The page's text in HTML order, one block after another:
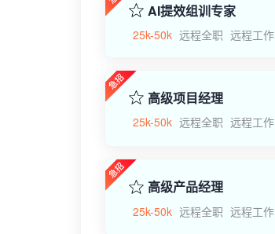
AI提效组训专家
25k-50k 远程全职 远程工作
高级项目经理
25k-50k 远程全职 远程工作
高级产品经理
25k-50k 远程全职 远程工作